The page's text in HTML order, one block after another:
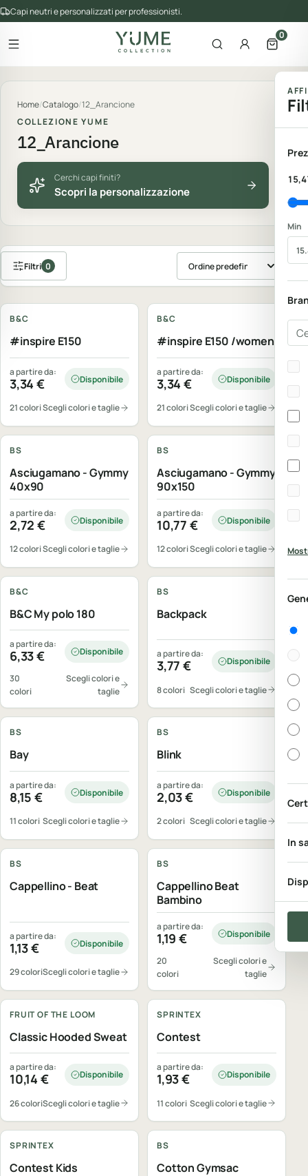
Capi neutri e personalizzati per professionisti.
Apri il menu
del catalogo
Apri la ricerca
AccountApri il
0
Home/Catalogo/12_Arancione
COLLEZIONE YUME
12_Arancione
Cerchi capi finiti?
Scopri la personalizzazione
Min
In
Filtri 0 Ordina prodotti
Personalizzabile
B&C
#inspire E150
a partire da:
3,34€ Disponibile
21 coloriScegli colori e taglie
Personalizzabile
B&C
#inspire E150 /women
a partire da:
3,34€ Disponibile
21 coloriScegli colori e taglie
BS
Asciugamano - Gymmy
40x90
a partire da:
2,72€ Disponibile
12 coloriScegli colori e taglie
BS
Asciugamano - Gymmy
90x150
a partire da:
10,77 € Disponibile
12 coloriScegli colori e taglie
B&C
B&C My polo 180
a partire da:
6,33€ Disponibile
30
colori
Scegli colori e
taglie
BS
Backpack
a partire da:
3,77€ Disponibile
8 colori Scegli colori e taglie
BS
Bay
a partire da:
8,15€ Disponibile
11 colori Scegli colori e taglie
BS
Blink
a partire da:
2,03€ Disponibile
2 colori Scegli colori e taglie
BS
Cappellino - Beat
a partire da:
1,13€ Disponibile
29 coloriScegli colori e taglie
BS
Cappellino Beat
Bambino
a partire da:
1,19€ Disponibile
20
colori
Scegli colori e
taglie
FRUIT OF THE LOOM
Classic Hooded Sweat
a partire da:
10,14 € Disponibile
26 coloriScegli colori e taglie
SPRINTEX
Contest
a partire da:
1,93€ Disponibile
11 colori Scegli colori e taglie
SPRINTEX
Contest Kids
BS
Cotton Gymsac